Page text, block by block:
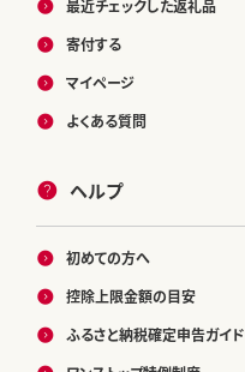
最近チェックした返礼品
寄付する
マイページ
よくある質問
ヘルプ
初めての方へ
控除上限金額の目安
ふるさと納税確定申告ガイド